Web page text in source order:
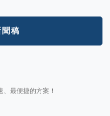
稿
最便捷的方案！